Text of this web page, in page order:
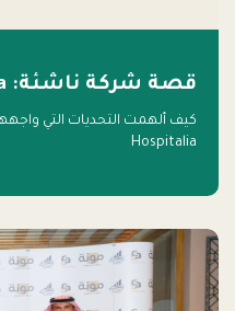
قصة شركة ناشئة: Hospitalia
كيف ألهمت التحديات التي
Hospitalia